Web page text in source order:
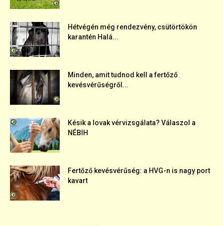
Hétvégén még rendezvény, csütörtökön
karantén Halá...
Minden, amit tudnod kell a fertőző
kevésvérűségről...
Késik a lovak vérvizsgálata? Válaszol a
NÉBIH
Fertőző kevésvérűség: a HVG-n is nagy port
kavart